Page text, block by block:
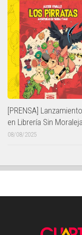
[PRENSA]
en Librería Sin
08/08/2025